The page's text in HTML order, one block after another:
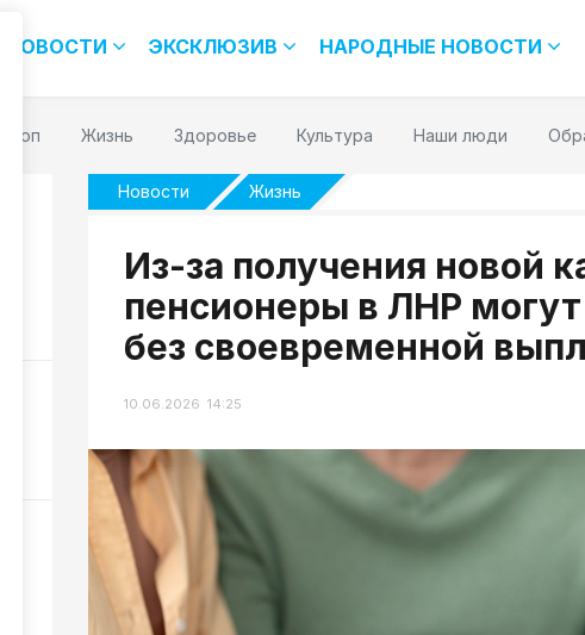
НОВОСТИ ЭКСКЛЮЗИВ НАРОДНЫЕ НОВОСТИ
Жизнь Здоровье Культура Наши люди
Новости Жизнь
Из-за получения новой
пенсионеры в ЛНР могут
без своевременной
10.06.2026 14:25